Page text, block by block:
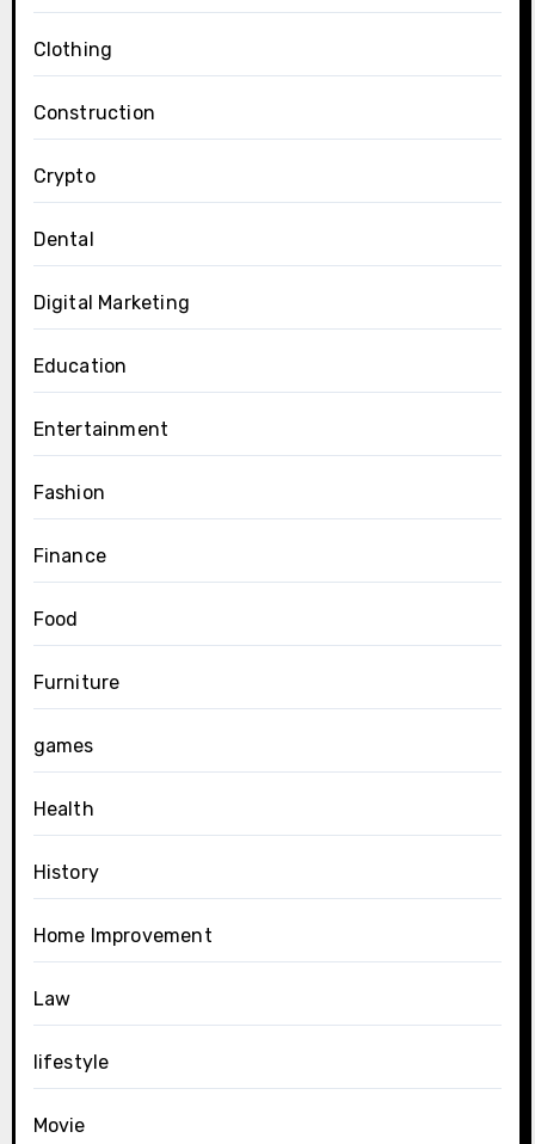
Clothing
Construction
Crypto
Dental
Digital Marketing
Education
Entertainment
Fashion
Finance
Food
Furniture
games
Health
History
Home Improvement
Law
lifestyle
Movie